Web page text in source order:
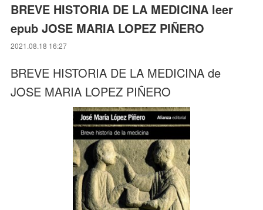
BREVE HISTORIA DE LA MEDICINA leer
epub JOSE MARIA LOPEZ PIÑERO
2021.08.18 16:27
BREVE HISTORIA DE LA MEDICINA de
JOSE MARIA LOPEZ PIÑERO